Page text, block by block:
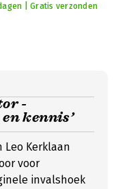
| Gratis verzonden
-
kennis’
Leo Kerklaan
voor
invalshoek